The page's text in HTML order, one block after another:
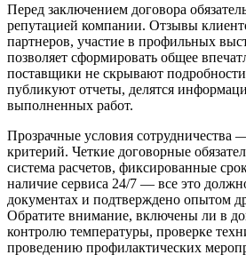
Перед заключением договора
репутацией компании. Отзывы
партнеров, участие в профильных
позволяет сформировать общее
поставщики не скрывают
публикуют отчеты, делятся
выполненных работ.
Прозрачные условия
критерий. Четкие договорные
система расчетов, фиксированные
наличие сервиса 24/7 — все это
документах и подтверждено опытом
Обратите внимание, включены ли в
контролю температуры, проверке
проведению профилактических